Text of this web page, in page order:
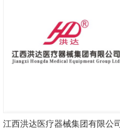
江西洪达医疗器械集团有限公